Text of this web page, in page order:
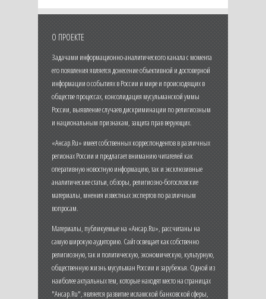
О ПРОЕКТЕ
Задачами информационно-аналитического канала с момента
его появления является донесение объективной и достоверной
информации о событиях в России и мире и происходящих в
обществе процессах, консолидация мусульманской уммы
России, выявление случаев дискриминации по религиозным
и национальным признакам, защита прав верующих.
«Ансар.Ru» имеет собственных корреспондентов в различных
регионах России и предлагает вниманию читателей как
оперативную новостную информацию, так и эксклюзивные
аналитические статьи, обзоры, религиозно-богословские
материалы, мнения известных экспертов по различным
вопросам.
Материалы, публикуемые на «Ансар.Ru», рассчитаны на
самую широкую аудиторию. Сайт освещает как собственно
религиозную, так и политическую, экономическую, культурную,
общественную жизнь мусульман России и зарубежья. Одной из
наиболее актуальных тем, которые находят место на страницах
"Ансар.Ru", является развитие исламской банковской сферы,